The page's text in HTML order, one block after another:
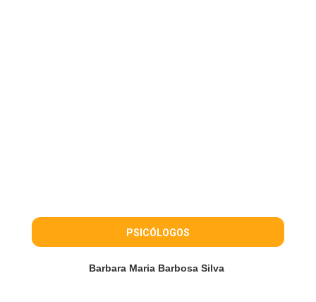
PSICÓLOGOS
Barbara Maria Barbosa Silva